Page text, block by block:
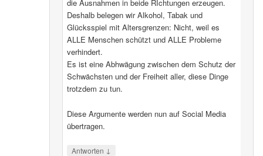
die Ausnahmen in beide RIchtungen erzeugen.
Deshalb belegen wir Alkohol, Tabak und
Glücksspiel mit Altersgrenzen: Nicht, weil es
ALLE Menschen schützt und ALLE Probleme
verhindert.
Es ist eine Abhwägung zwischen dem Schutz der
Schwächsten und der Freiheit aller, diese Dinge
trotzdem zu tun.
Diese Argumente werden nun auf Social Media
übertragen.
Antworten ↓